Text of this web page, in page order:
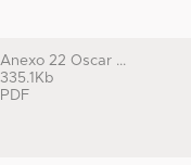
Anexo 22 Oscar ...
335.1Kb
PDF